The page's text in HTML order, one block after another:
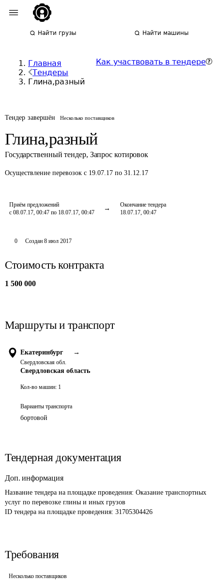
Найти грузы Найти машины
Главная
Тендеры
Глина,разный
Как участвовать в тендере
Тендер завершён Несколько поставщиков
Глина,разный
Государственный тендер, Запрос котировок
Осуществление перевозок с 19.07.17 по 31.12.17
Приём предложений
с 08.07.17, 00:47 по 18.07.17, 00:47
Окончание тендера
18.07.17, 00:47
0 Создан 8 июл 2017
Стоимость контракта
1 500 000
Маршруты и транспорт
Екатеринбург →
Свердловская обл.
Свердловская область
Кол-во машин: 1
Варианты транспорта
бортовой
Тендерная документация
Доп. информация
Название тендера на площадке проведения: Оказание транспортных
услуг по перевозке глины и иных грузов
ID тендера на площадке проведения: 31705304426
Требования
Несколько поставщиков